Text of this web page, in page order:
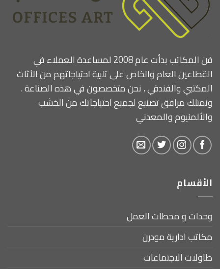
فن المكاتب بدأت عام 2008 لمساعدة العملاء في
القطاعين العام والخاص على تلبية احتياجاتهم من الأثاث
المكتبي والفندقي , نحن متخصصون في هذه الصناعة .
ونمتلك مرافق تصنيع لجميع احتياجاتك من الخشب
والألمنيوم والمعدني
الأقسام
وحدات و محطات العمل
مكاتب ادارية مودرن
طاولات الاجتماعات